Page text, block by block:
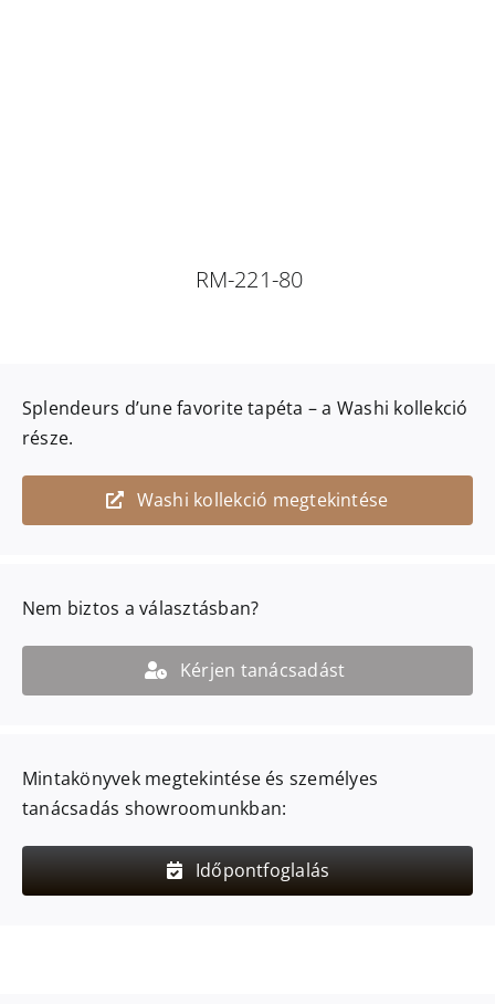
RM-221-80
Splendeurs d’une favoritetapéta – a Washi kollekció
része.
Washi kollekció megtekintése
Nem biztos a választásban?
Kérjen tanácsadást
Mintakönyvek megtekintése és személyes
tanácsadás showroomunkban:
Időpontfoglalás